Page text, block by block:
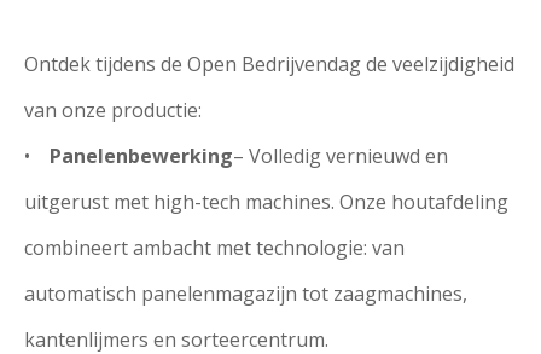
Ontdek tijdens de Open Bedrijvendag de veelzijdigheid
van onze productie:
• Panelenbewerking– Volledig vernieuwd en
uitgerust met high-tech machines. Onze houtafdeling
combineert ambacht met technologie: van
automatisch panelenmagazijn tot zaagmachines,
kantenlijmers en sorteercentrum.